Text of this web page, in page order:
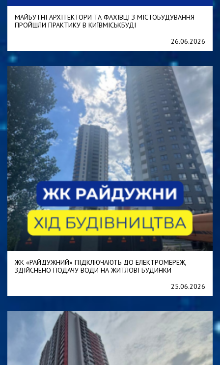
МАЙБУТНІ АРХІТЕКТОРИ ТА ФАХІВЦІ З МІСТОБУДУВАННЯ
ПРОЙШЛИ ПРАКТИКУ В КИЇВМІСЬКБУДІ
26.06.2026
ЖК «РАЙДУЖНИЙ» ПІДКЛЮЧАЮТЬ ДО ЕЛЕКТРОМЕРЕЖ,
ЗДІЙСНЕНО ПОДАЧУ ВОДИ НА ЖИТЛОВІ БУДИНКИ
25.06.2026